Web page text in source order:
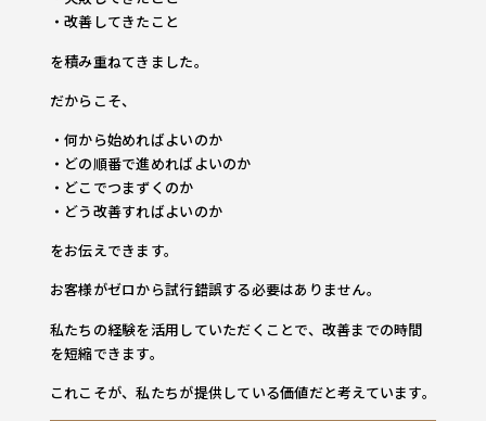
・改善してきたこと
を積み重ねてきました。
だからこそ、
・何から始めればよいのか
・どの順番で進めればよいのか
・どこでつまずくのか
・どう改善すればよいのか
をお伝えできます。
お客様がゼロから試行錯誤する必要はありません。
私たちの経験を活用していただくことで、改善までの時間
を短縮できます。
これこそが、私たちが提供している価値だと考えています。